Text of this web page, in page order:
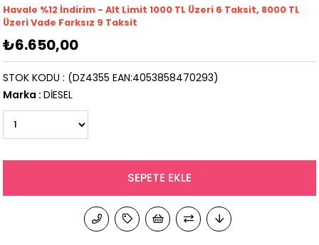
Havale %12 İndirim - Alt Limit 1000 TL Üzeri 6 Taksit, 8000 TL
Üzeri Vade Farksız 9 Taksit
₺6.650,00
(DZ4355 EAN:4053858470293)
STOK KODU
Marka : DİESEL